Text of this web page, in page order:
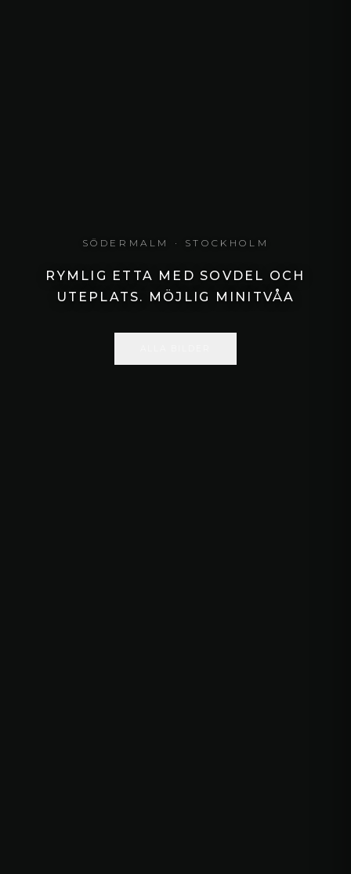
SÖDERMALM · STOCKHOLM
RYMLIG ETTA MED SOVDEL OCH
UTEPLATS. MÖJLIG MINITVÅA